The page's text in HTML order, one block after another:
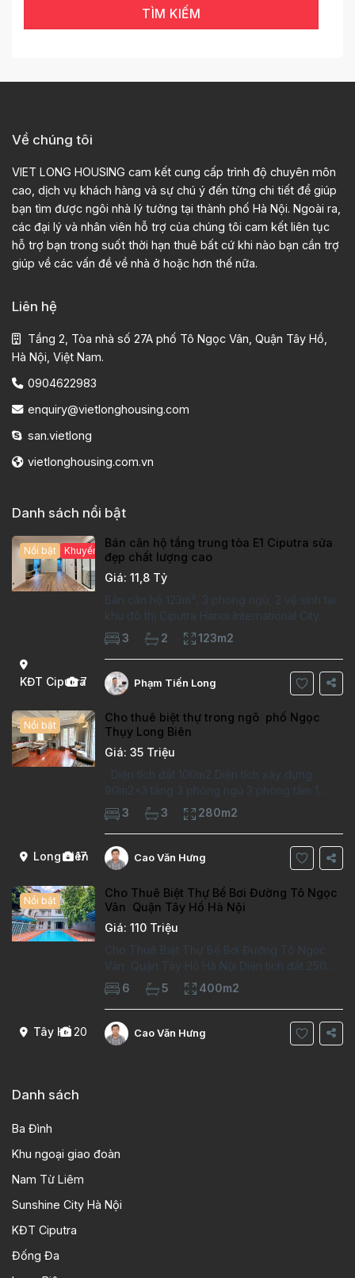
TÌM KIẾM
Về chúng tôi
VIET LONG HOUSING cam kết cung cấp trình độ chuyên môn
cao, dịch vụ khách hàng và sự chú ý đến từng chi tiết để giúp
bạn tìm được ngôi nhà lý tưởng tại thành phố Hà Nội. Ngoài ra,
các đại lý và nhân viên hỗ trợ của chúng tôi cam kết liên tục
hỗ trợ bạn trong suốt thời hạn thuê bất cứ khi nào bạn cần trợ
giúp về các vấn đề về nhà ở hoặc hơn thế nữa.
Liên hệ
Tầng 2, Tòa nhà số 27A phố Tô Ngọc Vân, Quận Tây Hồ,
Hà Nội, Việt Nam.
0904622983
enquiry@vietlonghousing.com
san.vietlong
vietlonghousing.com.vn
Danh sách nổi bật
KĐT Ciputra
7
Nổi bật Khuyến mại hấp dẫn
Bán căn hộ tầng trung tòa E1 Ciputra sửa
đẹp chất lượng cao
Giá: 11,8 Tỷ
Bán căn hộ 123m², 3 phòng ngủ, 2 vệ sinh tại
khu đô thị Ciputra Hanoi International City.
Căn hộ đã sửa mới kỹ, chất lượng cao, sàn
gỗ, bếp hiện đại, không gian thoáng sáng.
Thông tin căn hộ: Diện tích:
3 2 123m2
Phạm Tiến Long
Long Biên
17
Nổi bật
Cho thuê biệt thự trong ngõ phố Ngọc
Thụy Long Biên
Giá: 35 Triệu
Diện tích đất 100m2 Diện tích xây dựng
90m2x3 tầng 3 phòng ngủ 3 phòng tắm 1
phòng làm việc Vị trí ý tưởng 10 phút đi bộ tới
trường việt pháp Ngôi nhà được thiết kế theo
kiểu phát cổ,trong khu dân
3 3 280m2
Cao Văn Hưng
Tây Hồ20
Nổi bật
Cho Thuê Biệt Thự Bể Bơi Đường Tô Ngọc
Vân Quận Tây Hồ Hà Nội
Giá: 110 Triệu
Cho Thuê Biệt Thự Bể Bơi Đường Tô Ngọc
Vân Quận Tây Hồ Hà Nội Diện tích đất 250m2
Diện tích xây dựng 100m2 Xây 4 tầng, 6
phòng ngủ 5 phòng tắm Tầng 1, , phòng
khách , phòng bếp-1wc Tầng 2, 2 phòng
6 5 400m2
Cao Văn Hưng
Danh sách
Ba Đình
Khu ngoại giao đoàn
Nam Từ Liêm
Sunshine City Hà Nội
KĐT Ciputra
Đống Đa